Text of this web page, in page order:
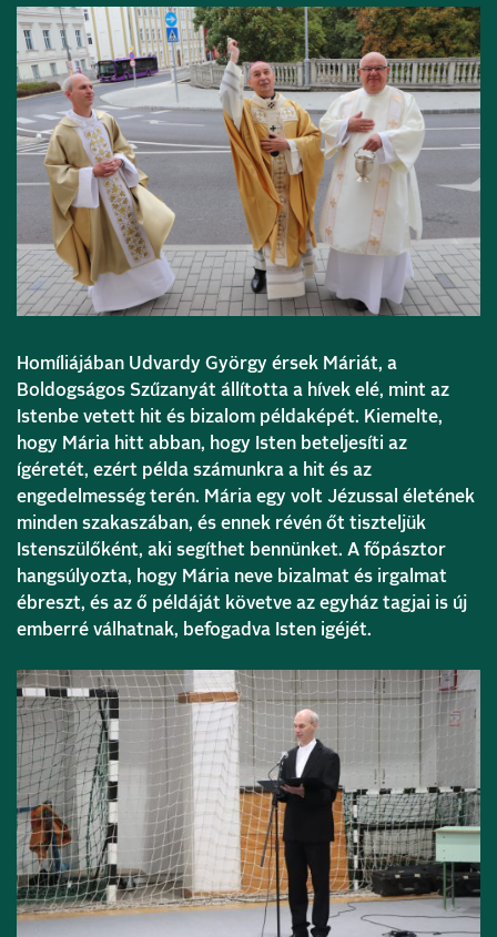
Homíliájában Udvardy György érsek Máriát, a
Boldogságos Szűzanyát állította a hívek elé, mint az
Istenbe vetett hit és bizalom példaképét. Kiemelte,
hogy Mária hitt abban, hogy Isten beteljesíti az
ígéretét, ezért példa számunkra a hit és az
engedelmesség terén. Mária egy volt Jézussal életének
minden szakaszában, és ennek révén őt tiszteljük
Istenszülőként, aki segíthet bennünket. A főpásztor
hangsúlyozta, hogy Mária neve bizalmat és irgalmat
ébreszt, és az ő példáját követve az egyház tagjai is új
emberré válhatnak, befogadva Isten igéjét.